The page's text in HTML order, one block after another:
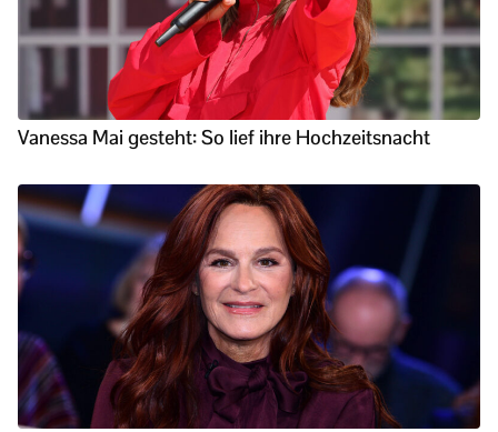
Vanessa Mai gesteht: So lief ihre Hochzeitsnacht